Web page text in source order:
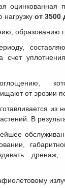
от 3500
образованию
счет
от эрозии
В
дренаж,